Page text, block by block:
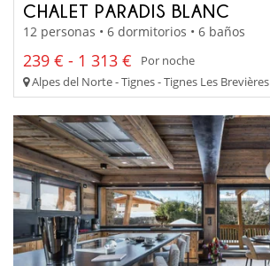
CHALET PARADIS BLANC
12 personas • 6 dormitorios • 6 baños
239 € - 1 313 €
Por noche
Alpes del Norte - Tignes - Tignes Les Brevières